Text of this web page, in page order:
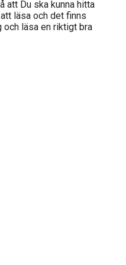
att Du ska kunna hitta
läsa och det finns
läsa en riktigt bra